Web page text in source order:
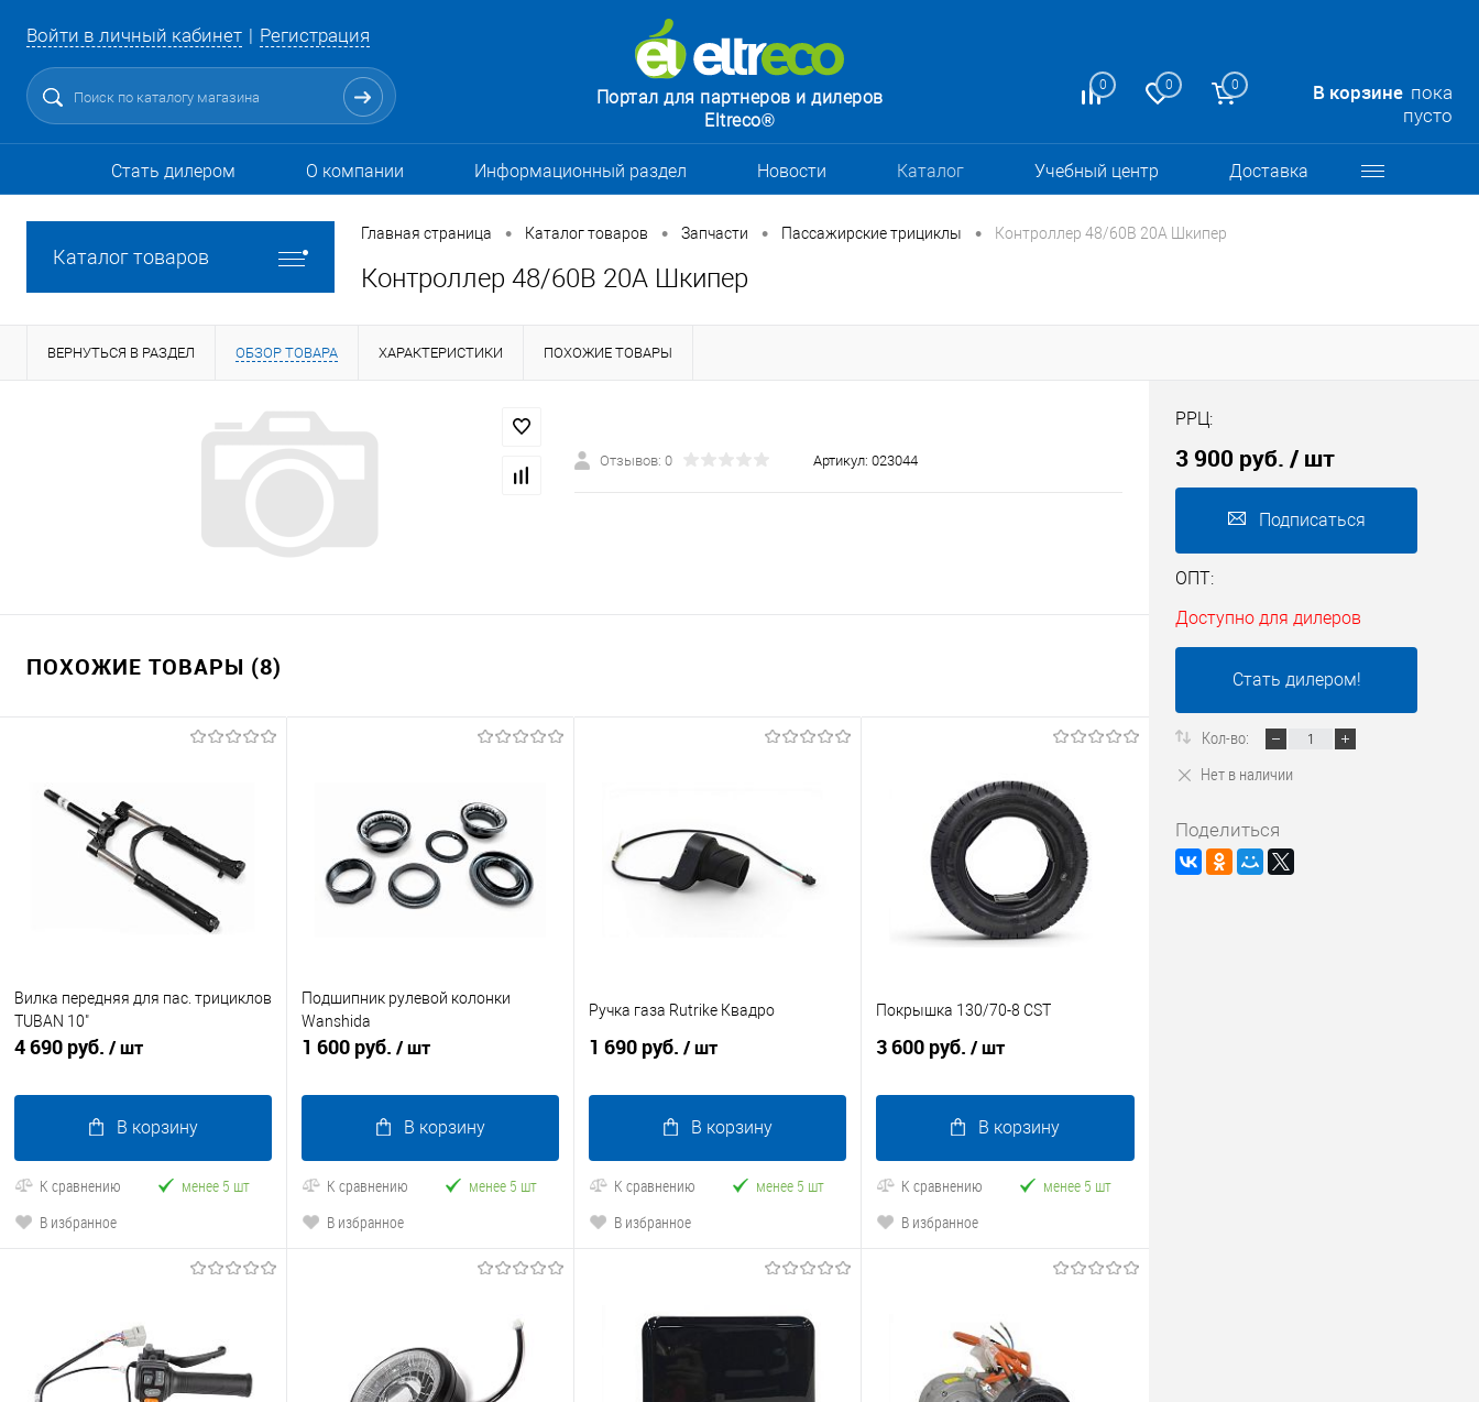
Войти в личный кабинет Регистрация
0 0 0 В корзине пока
пусто
Портал для партнеров и дилеров
Eltreco®
Стать дилером О компании Информационный раздел Новости Каталог Учебный центр Доставка
Каталог товаров
Главная страница • Каталог товаров • Запчасти • Пассажирские трициклы • Контроллер 48/60В 20А Шкипер
Контроллер 48/60В 20А Шкипер
ВЕРНУТЬСЯ В РАЗДЕЛ ОБЗОР ТОВАРА ХАРАКТЕРИСТИКИ ПОХОЖИЕ ТОВАРЫ
Отзывов: 0 Артикул: 023044
ПОХОЖИЕ ТОВАРЫ (8)
Вилка передняя для пас. трициклов
TUBAN 10"
4 690 руб. / шт
В корзину
К сравнению
менее 5 шт
В избранное
Подшипник рулевой колонки
Wanshida
1 600 руб. / шт
В корзину
К сравнению
менее 5 шт
В избранное
Ручка газа Rutrike Квадро
1 690 руб. / шт
В корзину
К сравнению
менее 5 шт
В избранное
Покрышка 130/70-8 CST
3 600 руб. / шт
В корзину
К сравнению
менее 5 шт
В избранное
РРЦ:
3 900 руб. / шт
Подписаться
ОПТ:
Доступно для дилеров
Стать дилером!
Кол-во:
Нет в наличии
Поделиться